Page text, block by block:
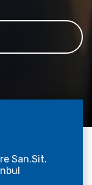
San.Sit.